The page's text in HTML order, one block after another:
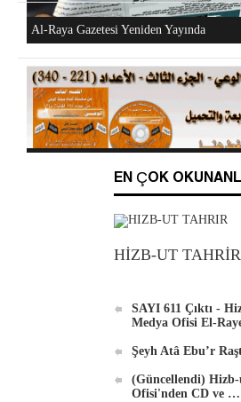
Al-Raya Gazetesi Yeniden Yayında
Hizb-ut Tahrir Merkezi Medya Ofisi'nden
"Hizb-ut Tahrir'in Gazze'yi Desteklemek
Düzenlediği Küresel Faaliyetler..."
EN ÇOK
HİZB-UT TAHRİR
SAYI 611 Çıktı -
Medya Ofisi El-
Şeyh Atâ Ebu’r
(Güncellendi)
Ofisi'nden CD ve …